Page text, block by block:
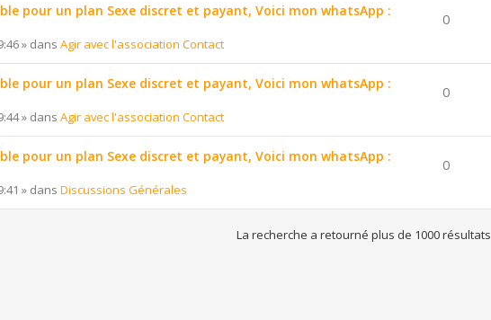
pour un plan Sexe discret et payant, Voici mon whatsApp :
» dans Agir avec l'association Contact
0
pour un plan Sexe discret et payant, Voici mon whatsApp :
» dans Agir avec l'association Contact
0
pour un plan Sexe discret et payant, Voici mon whatsApp :
» dans Discussions Générales
0
La recherche a retourné plus de 1000 résultats